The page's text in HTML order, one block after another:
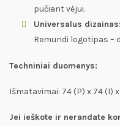
pučiant vėjui.
Universalus dizainas:
Remundi logotipas –
Techniniai duomenys:
Išmatavimai: 74 (P) x 74 (I)
Jei ieškote ir nerandate